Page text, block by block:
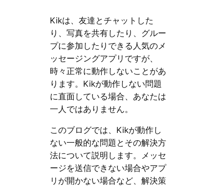
Kikは、友達とチャットした
り、写真を共有したり、グルー
プに参加したりできる人気のメ
ッセージングアプリですが、
時々正常に動作しないことがあ
ります。Kikが動作しない問題
に直面している場合、あなたは
一人ではありません。
このブログでは、Kikが動作し
ない一般的な問題とその解決方
法について説明します。メッセ
ージを送信できない場合やアプ
リが開かない場合など、解決策